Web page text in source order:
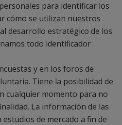
para identificar los
cómo se utilizan nuestros
desarrollo estratégico de los
todo identificador
y en los foros de
Tiene la posibilidad de
cualquier momento para no
La información de las
de mercado a fin de